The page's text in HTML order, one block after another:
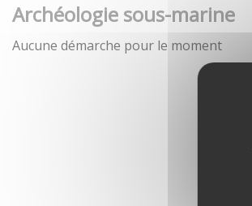
Archéologie sous-marine
Aucune démarche pour le moment